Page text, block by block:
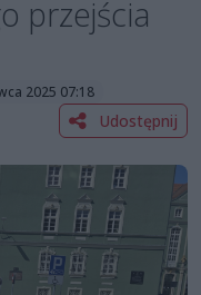
przejścia
2025 07:18
Udostępnij